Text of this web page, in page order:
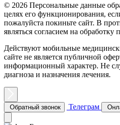
© 2026 Персональные данные
целях его функционирования,
пожалуйста покиньте сайт. В
являться согласием на
Действуют мобильные
сайте не является публичной
информационный характер. Не
диагноза и назначения лечения.
Обратный звонок Телеграм